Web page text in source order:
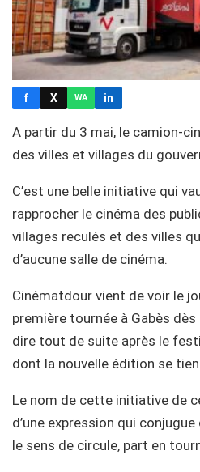
f X WA in
A partir du 3 mai, le camion-
des villes et villages du
C’est une belle initiative qui
rapprocher le cinéma des
villages reculés et des villes
d’aucune salle de cinéma.
Cinématdour vient de voir le
première tournée à Gabès dès
dire tout de suite après le
dont la nouvelle édition se
Le nom de cette initiative de
d’une expression qui
le sens de circule, part en